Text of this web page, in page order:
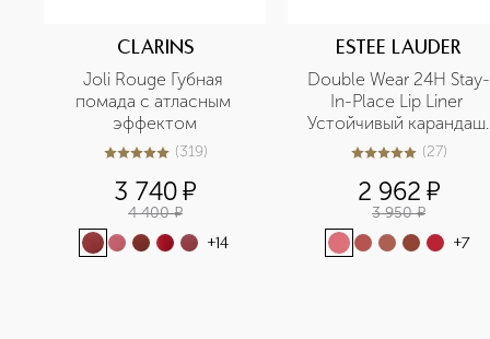
CLARINS
Joli Rouge Губная
помада с атласным
эффектом
4.9из5319 (319)
3 740¤
4 400 ¤
+14
ESTEE LAUDER
Double Wear 24H Stay-
In-Place Lip Liner
Устойчивый карандаш
для губ
5из 527 (27)
2 962 ¤
3 950 ¤
+7